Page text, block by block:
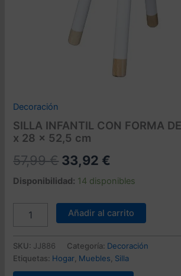
Decoración
SILLA INFANTIL CON FORMA
x 28 x 52,5 cm
57,99€ El
precio
original
era:
57,99 €.
33,92 €
precio
actual
es:
33,92 €.
Disponibilidad: 14 disponibles
INFANTIL
FORMA
DE
Añadir al carrito
SKU: JJ886 Categoría: Decoración
Etiquetas: Hogar, Muebles, Silla